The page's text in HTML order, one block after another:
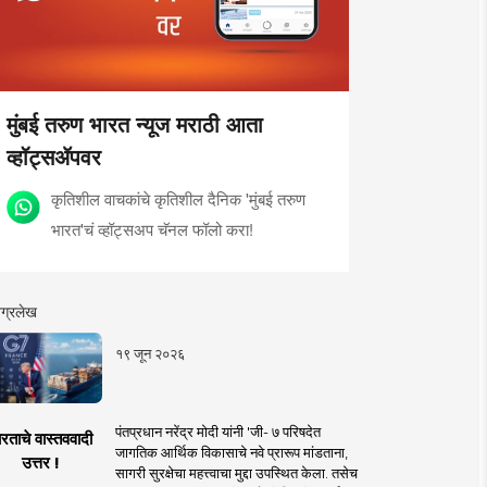
मुंबई तरुण भारत न्यूज मराठी आता
व्हॉट्सॲपवर
कृतिशील वाचकांचे कृतिशील दैनिक 'मुंबई तरुण
भारत'चं व्हॉट्सअप चॅनल फॉलो करा!
१९ जून २०२६
वास्तववादी
उत्तर !
पंतप्रधान नरेंद्र मोदी यांनी 'जी- ७ परिषदेत
जागतिक आर्थिक विकासाचे नवे प्रारूप मांडताना,
सागरी सुरक्षेचा महत्त्वाचा मुद्दा उपस्थित केला. तसेच